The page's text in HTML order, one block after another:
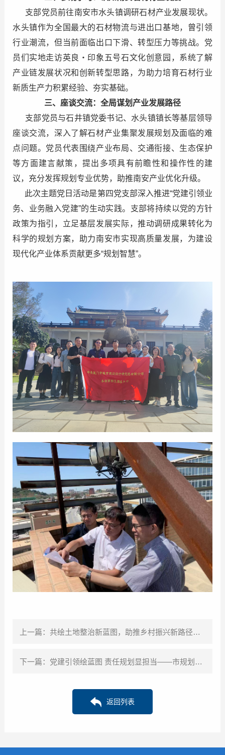
支部党员前往南安市水头镇调研石材产业发展现状。
水头镇作为全国最大的石材物流与进出口基地，曾引领
行业潮流，但当前面临出口下滑、转型压力等挑战。党
员们实地走访英良・印象五号石文化创意园，系统了解
产业链发展状况和创新转型思路，为助力培育石材行业
新质生产力积累经验、夯实基础。
三、座谈交流：全局谋划产业发展路径
支部党员与石井镇党委书记、水头镇镇长等基层领导
座谈交流，深入了解石材产业集聚发展规划及面临的难
点问题。党员代表围绕产业布局、交通衔接、生态保护
等方面建言献策，提出多项具有前瞻性和操作性的建
议，充分发挥规划专业优势，助推南安产业优化升级。
此次主题党日活动是第四党支部深入推进“党建引领业
务、业务融入党建”的生动实践。支部将持续以党的方针
政策为指引，立足基层发展实际，推动调研成果转化为
科学的规划方案，助力南安市实现高质量发展，为建设
现代化产业体系贡献更多“规划智慧”。
上一篇：共绘土地整治新蓝图，助推乡村振兴新路径——市规划院第四党支部积极推进全域土地综合整治
下一篇：党建引领绘蓝图 责任规划显担当——市规划院第一党支部责任规划师制度实践
返回列表